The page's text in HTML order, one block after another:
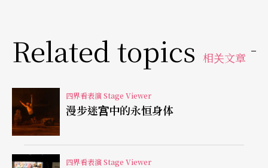
《远方》一作涉及的时间、地域广阔，身为阿尔及
利亚移民第二代，巫兰登的父亲投效法国军队曾参
与印度支那战争，然而「战争」却一直是家里的禁
忌话题。巫兰登到越南旅行三个月，期盼回溯父亲
当年足迹，他在当地采集相关故事，拍摄的记录性
影片后来也使用到舞蹈作品的舞台装置里。
Related topics 相关文章
四界看表演 Stage Viewer
漫步迷宫中的永恒身体
四界看表演 Stage Viewer